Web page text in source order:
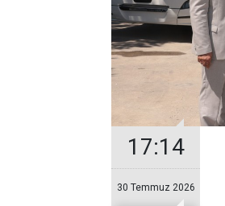
17:14
30 Temmuz 2026